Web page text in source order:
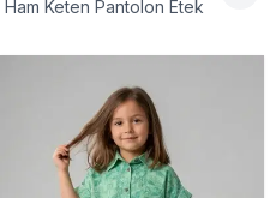
Ham Keten Pantolon Etek